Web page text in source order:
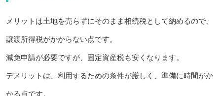
メリットは土地を売らずにそのまま相続税として納めるので、
譲渡所得税がかからない点です。
減免申請が必要ですが、固定資産税も安くなります。
デメリットは、利用するための条件が厳しく、準備に時間がか
かる点です。